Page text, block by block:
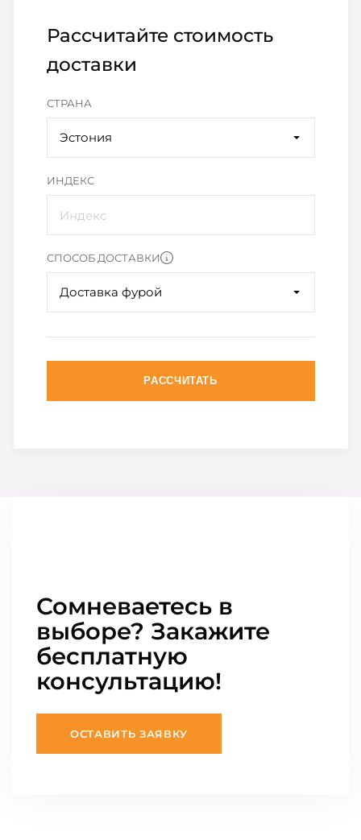
Рассчитайте стоимость
доставки
СТРАНА
Эстония
ИНДЕКС
СПОСОБ ДОСТАВКИ
Доставка фурой
РАССЧИТАТЬ
Сомневаетесь в
выборе? Закажите
бесплатную
консультацию!
ОСТАВИТЬ ЗАЯВКУ